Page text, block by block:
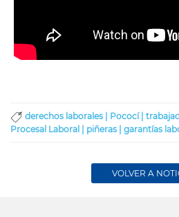
derechos laborales | Pococí |
Procesal Laboral | piñeras | garantías
VOLVER A